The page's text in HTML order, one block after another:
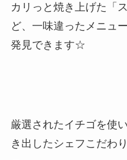
カリっと焼き上げた「
ど、一味違ったメニュ
発見できます☆
厳選されたイチゴを使
き出したシェフこだわ